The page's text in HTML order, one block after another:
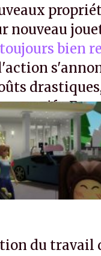
nouveau
bien
massifs. En
le reste.P.
du travail